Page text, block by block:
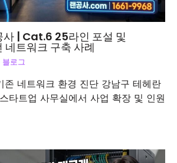
사 | Cat.6 25라인 포설 및
트워크 구축 사례
블로그
존 네트워크 환경 진단 강남구 테헤란
타트업 사무실에서 사업 확장 및 인원